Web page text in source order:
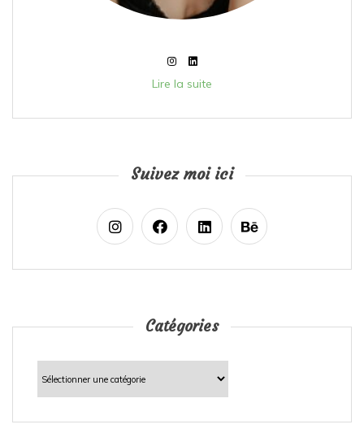
Lire la suite
Suivez moi ici
Catégories
Catégories